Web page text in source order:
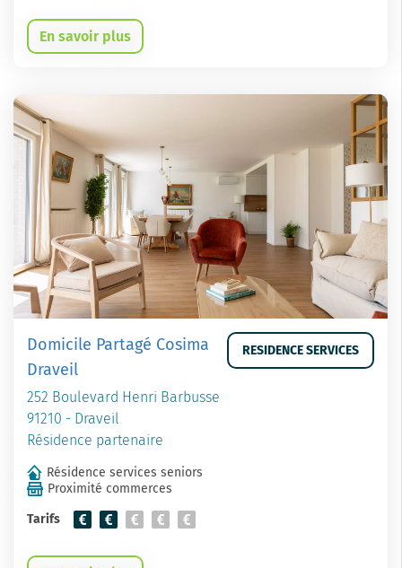
En savoir plus
Domicile Partagé Cosima
Draveil
252 Boulevard Henri Barbusse
91210 - Draveil
Résidence partenaire
RESIDENCE SERVICES
Résidence services seniors
Proximité commerces
Tarifs